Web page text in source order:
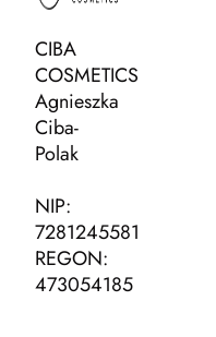
CIBA
COSMETICS
Agnieszka
Ciba-
Polak
NIP:
7281245581
REGON:
473054185